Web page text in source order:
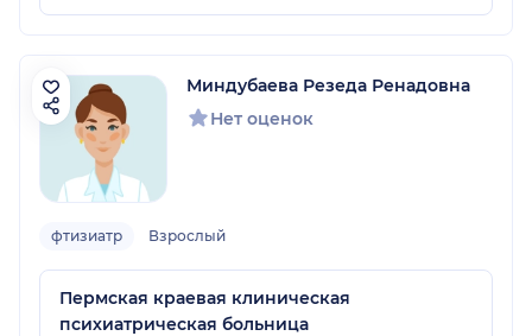
Миндубаева Резеда Ренадовна
Нет оценок
фтизиатр Взрослый
Пермская краевая клиническая
психиатрическая больница